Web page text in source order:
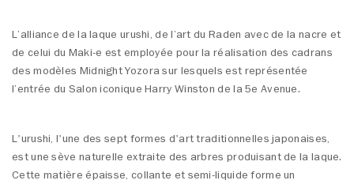
L’alliance de la laque urushi, de l’art du Raden avec de la nacre et
de celui du Maki-e est employée pour la réalisation des cadrans
des modèles Midnight Yozora sur lesquels est représentée
l’entrée du Salon iconique Harry Winston de la 5e Avenue.
L'urushi, l'une des sept formes d'art traditionnelles japonaises,
est une sève naturelle extraite des arbres produisant de la laque.
Cette matière épaisse, collante et semi-liquide forme un